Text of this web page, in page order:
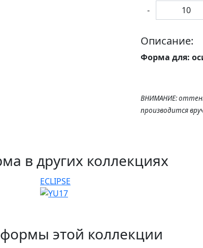
-
Описание:
Форма для:
ВНИМАНИЕ:
производится
в других коллекциях
ECLIPSE
этой коллекции